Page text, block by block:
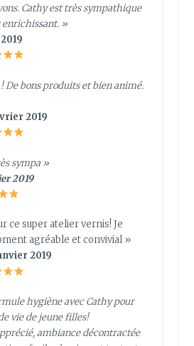
Cathy est très sympathique
enrichissant. »
De bons produits et bien animé.
2019
sympa »
2019
ce super atelier vernis! Je
agréable et convivial »
2019
hygiène avec Cathy pour
vie de jeune filles!
ambiance décontractée